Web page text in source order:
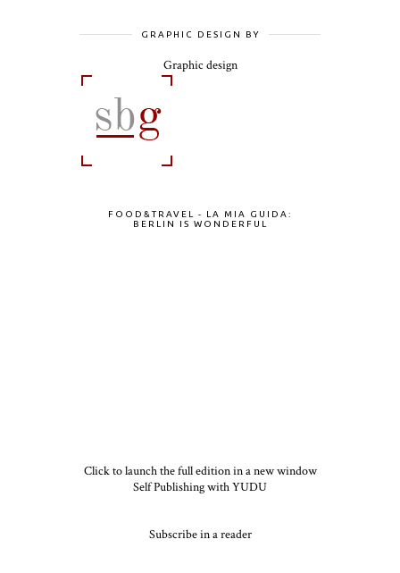
GRAPHIC DESIGN BY
Graphic design
FOOD&TRAVEL - LA MIA GUIDA:
BERLIN IS WONDERFUL
Click to launch the full edition in a new window
Self Publishing with YUDU
Subscribe in a reader